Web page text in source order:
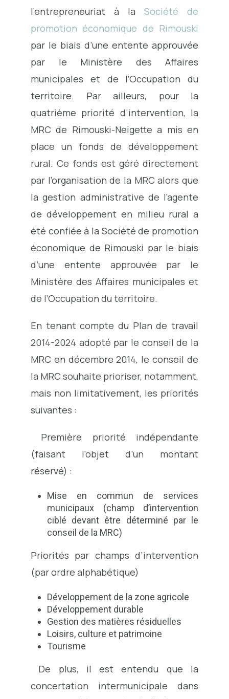
l’entrepreneuriat à la Société de
promotion économique de Rimouski
par le biais d’une entente approuvée
par le Ministère des Affaires
municipales et de l’Occupation du
territoire. Par ailleurs, pour la
quatrième priorité d’intervention, la
MRC de Rimouski-Neigette a mis en
place un fonds de développement
rural. Ce fonds est géré directement
par l’organisation de la MRC alors que
la gestion administrative de l’agente
de développement en milieu rural a
été confiée à la Société de promotion
économique de Rimouski par le biais
d’une entente approuvée par le
Ministère des Affaires municipales et
de l’Occupation du territoire.
En tenant compte du Plan de travail
2014-2024 adopté par le conseil de la
MRC en décembre 2014, le conseil de
la MRC souhaite prioriser, notamment,
mais non limitativement, les priorités
suivantes :
Première priorité indépendante
(faisant l’objet d’un montant
réservé) :
Mise en commun de services
municipaux (champ d’intervention
ciblé devant être déterminé par le
conseil de la MRC)
Priorités par champs d’intervention
(par ordre alphabétique)
Développement de la zone agricole
Développement durable
Gestion des matières résiduelles
Loisirs, culture et patrimoine
Tourisme
De plus, il est entendu que la
concertation intermunicipale dans